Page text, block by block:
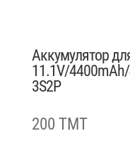
Аккумулятор
11.1V/
3S2P
200 TMT